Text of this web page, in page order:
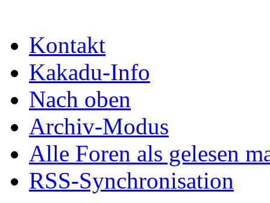
Kontakt
Kakadu-Info
Nach oben
Archiv-Modus
Alle Foren als gelesen
RSS-Synchronisation